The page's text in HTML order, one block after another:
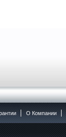
O Компании